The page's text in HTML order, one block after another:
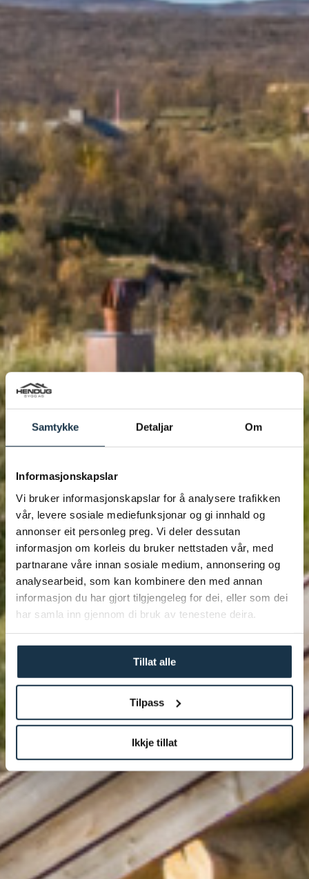
Samtykke Detaljar Om
Informasjonskapslar
Vi bruker informasjonskapslar for å analysere trafikken
vår, levere sosiale mediefunksjonar og gi innhald og
annonser eit personleg preg. Vi deler dessutan
informasjon om korleis du bruker nettstaden vår, med
partnarane våre innan sosiale medium, annonsering og
analysearbeid, som kan kombinere den med annan
informasjon du har gjort tilgjengeleg for dei, eller som dei
har samla inn gjennom di bruk av tenestene deira.
Tillat alle
Tilpass
Ikkje tillat
Hytte på Geilo